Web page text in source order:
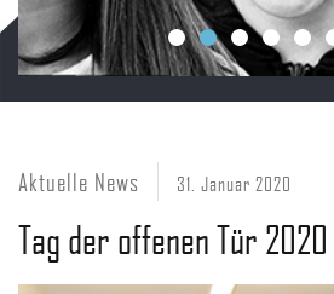
Aktuelle News 31. Januar 2020
Tag der offenen Tür 2020